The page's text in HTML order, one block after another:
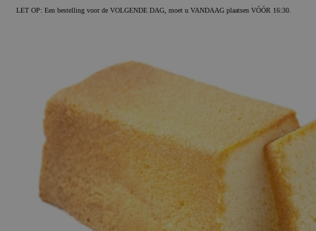
LET OP: Een bestelling voor de VOLGENDE DAG, moet u VANDAAG plaatsen VÓÓR 16:30.